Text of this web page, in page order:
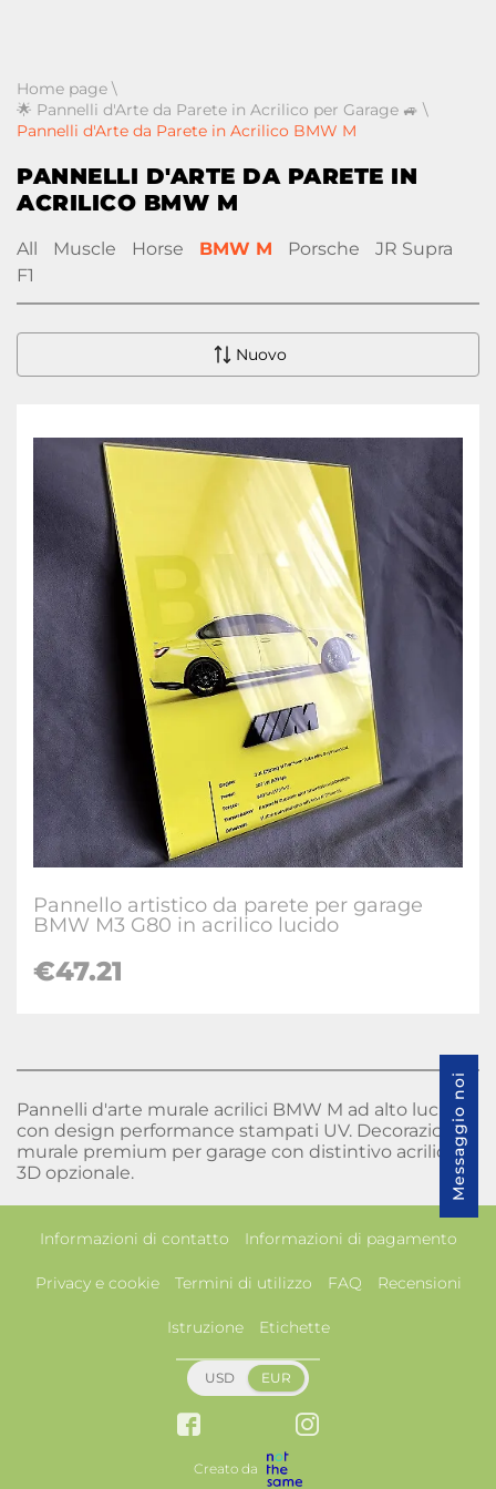
Home page \
🌟 Pannelli d'Arte da Parete in Acrilico per Garage 🚙 \
Pannelli d'Arte da Parete in Acrilico BMW M
PANNELLI D'ARTE DA PARETE IN
ACRILICO BMW M
All Muscle Horse BMW M Porsche
JR Supra
F1
Nuovo
Pannello artistico da parete per garage
BMW M3 G80 in acrilico lucido
€47.21
Pannelli d'arte murale acrilici BMW M ad alto lucido
con design performance stampati UV. Decorazione
murale premium per garage con distintivo acrilico
3D opzionale.
Informazioni di contatto Informazioni di pagamento
Privacy e cookie Termini di utilizzo FAQ Recensioni
Istruzione Etichette
USD EUR
Creato da
Messaggio noi